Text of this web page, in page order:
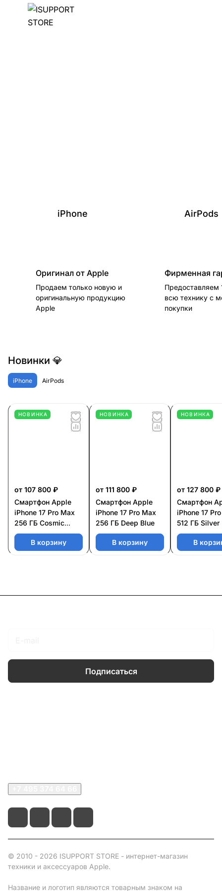
iPhone AirPods
Оригинал от Apple
Продаем только новую и
оригинальную продукцию
Apple
Фирменная
Предоставляем
всю технику с
покупки
Новинки 💎
iPhone AirPods
НОВИНКА
от 107 800 ₽
Смартфон Apple
iPhone 17 Pro Max
256 ГБ Cosmic
Orange
В корзину
НОВИНКА
от 111 800 ₽
Смартфон Apple
iPhone 17 Pro Max
256 ГБ Deep Blue
В корзину
НОВИНКА
от 127 800 ₽
Смартфон
iPhone 17
512 ГБ Silver
В
Подписаться
© 2010 - 2026 ISUPPORT STORE - интернет-магазин
техники и аксессуаров Apple.
Название и логотип являются товарным знаком на